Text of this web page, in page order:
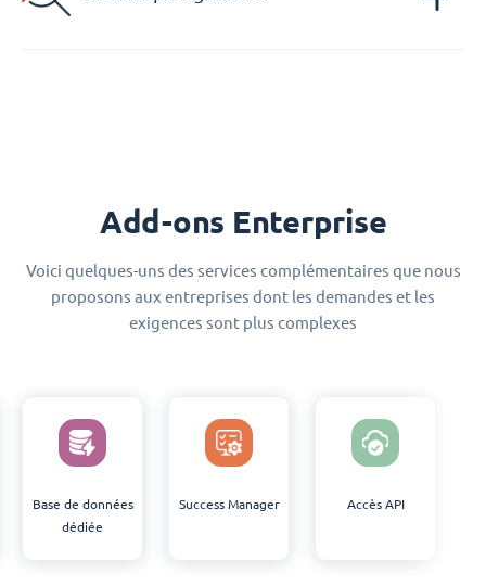
Add-ons Enterprise
Voici quelques-uns des services complémentaires que nous
proposons aux entreprises dont les demandes et les
exigences sont plus complexes
Success Manager Accès API SLA plus élevé